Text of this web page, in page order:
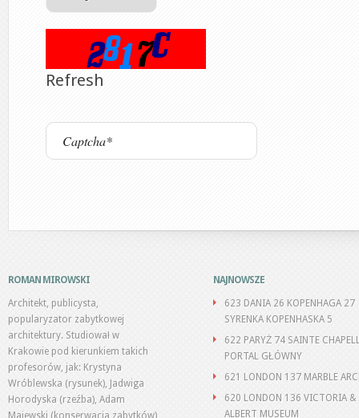
Refresh
ROMAN MIROWSKI
Architekt, publicysta,
popularyzator zabytkowej
architektury. Studiował w
Krakowie pod kierunkiem takich
profesorów, jak: Krystyna
Wróblewska (rysunek), Jadwiga
Horodyska (rzeźba), Adam
Majewski (konserwacja zabytków),
NAJNOWSZE
623 DANIA 26 KOPENHAGA 27
SYRENKA KOPENHASKA 5
622 PARYŻ 74 SAINTE
PORTAL GŁÓWNY
621 LONDON 137 MARBLE
620 LONDON 136 VICTORIA &
ALBERT MUSEUM